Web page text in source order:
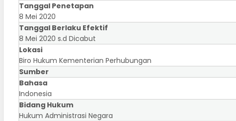
Tanggal Penetapan
8 Mei 2020
Tanggal Berlaku Efektif
8 Mei 2020 s.d Dicabut
Lokasi
Biro Hukum Kementerian Perhubungan
Sumber
Bahasa
Indonesia
Bidang Hukum
Hukum Administrasi Negara